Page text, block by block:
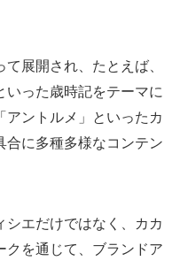
展開され、たとえば、
いった歳時記をテーマに
アントルメ」といったカ
合に多種多様なコンテン
エだけではなく、カカ
クを通じて、ブランドア